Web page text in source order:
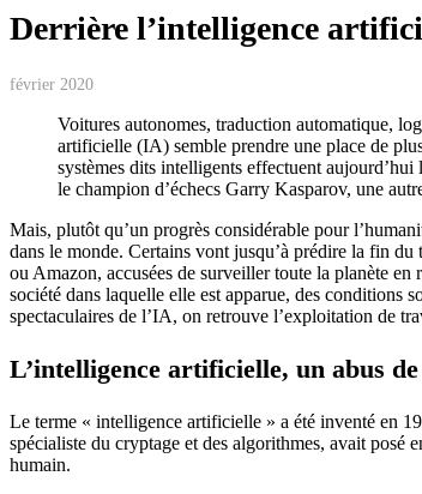
Derrière l’intelligence
février 2020
Voitures autonomes, traduction automatique,
artificielle (IA) semble prendre une place de
systèmes dits intelligents effectuent
le champion d’échecs Garry Kasparov, une
Mais, plutôt qu’un progrès considérable pour
dans le monde. Certains vont jusqu’à prédire la fin
ou Amazon, accusées de surveiller toute la planète
société dans laquelle elle est apparue, des conditions
spectaculaires de l’IA, on retrouve l’exploitation de
L’intelligence artificielle, un abus
Le terme « intelligence artificielle » a été inventé en
spécialiste du cryptage et des algorithmes, avait posé
humain.